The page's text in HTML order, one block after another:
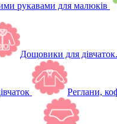
рукавами для малюків
Дощовики для
Реглани,